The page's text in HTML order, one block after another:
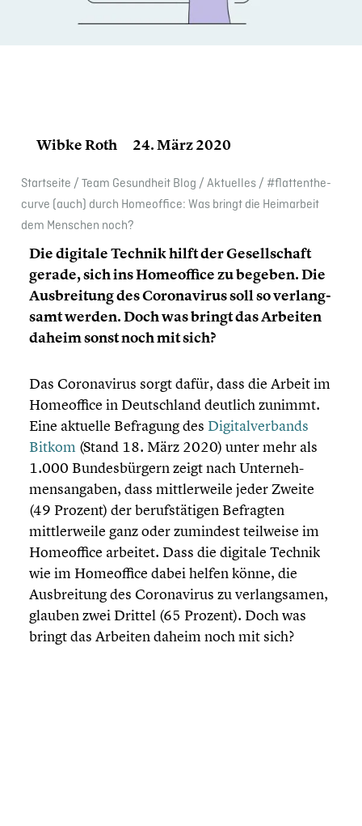
Wibke Roth 24. März 2020
Start­seite / Team Gesund­heit Blog / Aktuelles / #flatten­the­
curve (auch) durch Homeof­fice: Was bringt die Heimar­beit
dem Menschen noch?
Die digitale Technik hilft der Gesell­schaft
gerade, sich ins Homeof­fice zu begeben. Die
Ausbrei­tung des Corona­vi­rus soll so verlang­
samt werden. Doch was bringt das Arbeiten
daheim sonst noch mit sich?
Das Corona­vi­rus sorgt dafür, dass die Arbeit im
Homeof­fice in Deutsch­land deutlich zunimmt.
Eine aktuelle Befragung des Digital­ver­bands
Bitkom (Stand 18. März 2020) unter mehr als
1.000 Bundes­bür­gern zeigt nach Unter­neh­
mens­an­ga­ben, dass mittler­weile jeder Zweite
(49 Prozent) der berufs­tä­ti­gen Befragten
mittler­weile ganz oder zumindest teilweise im
Homeof­fice arbeitet. Dass die digitale Technik
wie im Homeof­fice dabei helfen könne, die
Ausbrei­tung des Corona­vi­rus zu verlang­sa­men,
glauben zwei Drittel (65 Prozent). Doch was
bringt das Arbeiten daheim noch mit sich?